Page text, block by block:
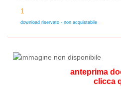
download riservato - non acquistabile
anteprima
clicca